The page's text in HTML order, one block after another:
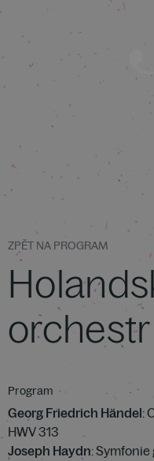
ZPĚT NA PROGRAM
orchestr
Program
Georg Friedrich Händel:
HWV 313
Joseph Haydn: Symfonie